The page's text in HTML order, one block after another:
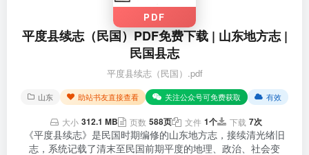
PDF
平度县续志（民国）PDF免费下载 | 山东地方志 |
民国县志
平度县续志（民国）.pdf
山东 助站书友直接查看 关注公众号可免费获取 有效
大小 312.1 MB 页数 588页 文件 1个 下载 7次
《平度县续志》是民国时期编修的山东地方志，接续清光绪旧
志，系统记载了清末至民国前期平度的地理、政治、社会变